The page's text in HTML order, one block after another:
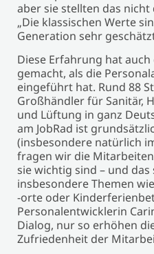
aber sie stellten das
„Die klassischen Werte
Generation sehr
Diese Erfahrung hat
gemacht, als die
eingeführt hat. Rund 88
Großhändler für Sanitär,
und Lüftung in ganz
am JobRad ist
(insbesondere natürlich
fragen wir die
sie wichtig sind – und
insbesondere Themen
-orte oder
Personalentwicklerin
Dialog, nur so erhöhen
Zufriedenheit der